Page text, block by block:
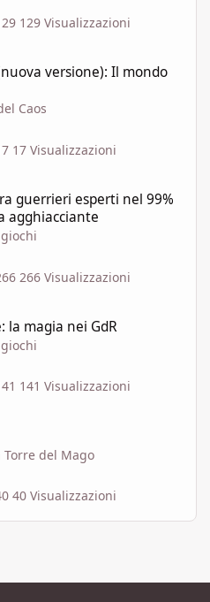
129 Visualizzazioni
versione): Il mondo
Caos
17 Visualizzazioni
guerrieri esperti nel 99%
agghiacciante
266 Visualizzazioni
la magia nei GdR
141 Visualizzazioni
Torre del Mago
40 Visualizzazioni